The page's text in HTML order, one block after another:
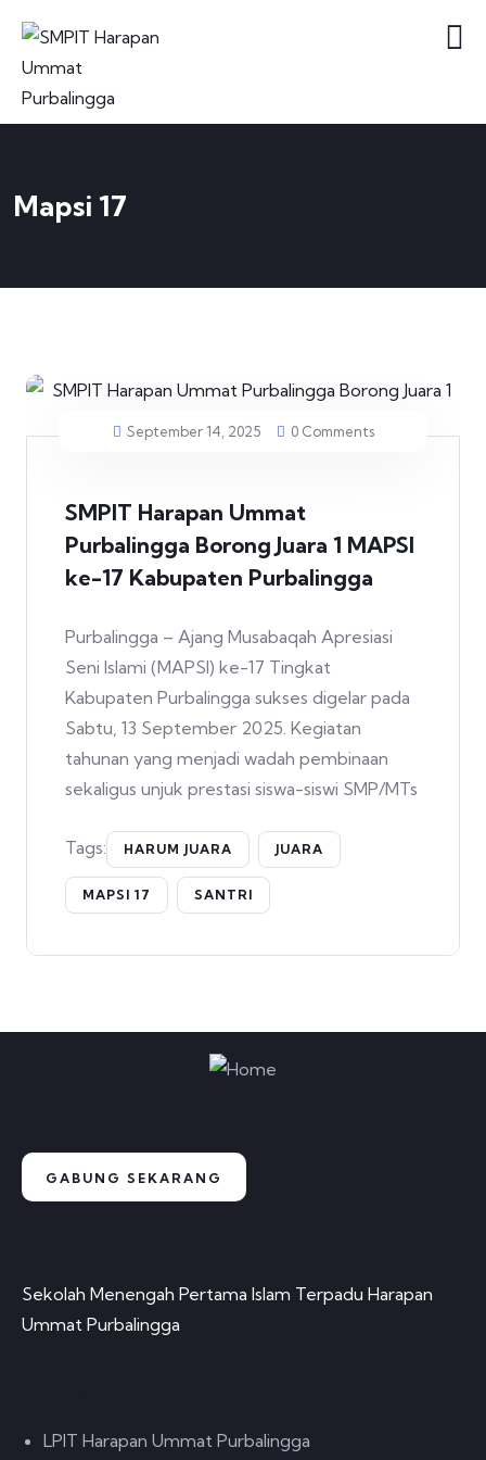
Mapsi 17
September 14, 2025 0 Comments
SMPIT Harapan Ummat
Purbalingga Borong Juara 1 MAPSI
ke-17 Kabupaten Purbalingga
Purbalingga – Ajang Musabaqah Apresiasi
Seni Islami (MAPSI) ke-17 Tingkat
Kabupaten Purbalingga sukses digelar pada
Sabtu, 13 September 2025. Kegiatan
tahunan yang menjadi wadah pembinaan
sekaligus unjuk prestasi siswa-siswi SMP/MTs
Tags: HARUM JUARA JUARA
MAPSI 17 SANTRI
GABUNG SEKARANG
Sekolah Menengah Pertama Islam Terpadu Harapan
Ummat Purbalingga
LPIT Harapan Ummat Purbalingga